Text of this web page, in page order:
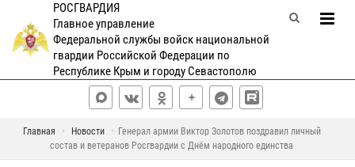
РОСГВАРДИЯ
Главное управление
Федеральной службы войск национальной
гвардии Российской Федерации по
Республике Крым и городу Севастополю
Главная Новости
Генерал армии Виктор Золотов поздравил личный
состав и ветеранов Росгвардии с Днём народного единства